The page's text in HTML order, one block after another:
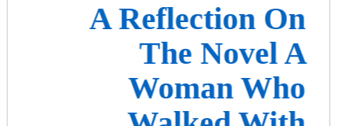
A Reflection On
The Novel A
Woman Who